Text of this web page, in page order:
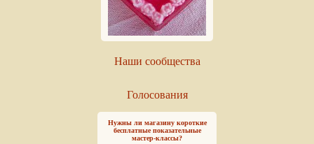
Наши сообщества
Голосования
Нужны ли магазину короткие
бесплатные показательные
мастер-классы?